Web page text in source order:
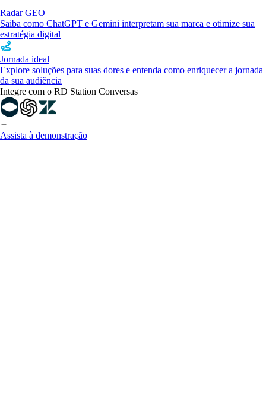
Radar GEO
Saiba como ChatGPT e Gemini interpretam sua marca e otimize sua
estratégia digital
Jornada ideal
Explore soluções para suas dores e entenda como enriquecer a jornada
da sua audiência
Integre com o RD Station Conversas
Assista à demonstração